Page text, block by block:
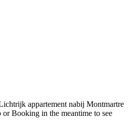
appartement nabij Montmartre
Booking in the meantime to see